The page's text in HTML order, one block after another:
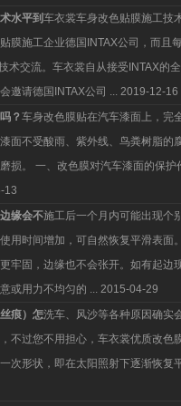
水平到车衣裳车身改色贴膜施工技
膜施工企业德国INTAX公司，而且
术交流。车衣裳自从接受INTAX的
邀请德国INTAX公司 ... 2019-12-16
？车身改色膜贴在汽车漆面上，完
面不受酸雨、紫外线、鸟粪树脂的
损。 一、改色膜对汽车漆面的保护
13
缘会不施工后一个月内可能出现个
用时间增加，可自然恢复平滑表面
牢固，边缘也不会张开。如有起边
或用力不均匀的 ... 2015-04-29
痕）怎洗车、风沙等各种原因确实
不过您不用担心，车衣裳优质改色
次形状，即在太阳照射下逐渐恢复平